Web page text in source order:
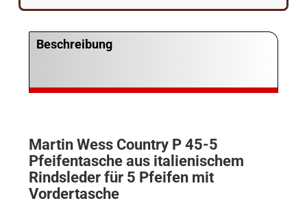
Beschreibung
Martin Wess Country P 45-5
Pfeifentasche aus italienischem
Rindsleder für 5 Pfeifen mit
Vordertasche